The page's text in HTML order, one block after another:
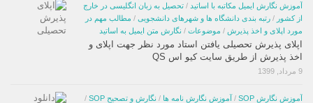
آموزش نگارش ایمیل مکاتبه با اساتید / تحصیل به زبان انگلیسی در خارج
از کشور / رتبه بندی دانشگاه ها و شهرهای دانشجویی / مطالب مهم در
مورد اپلای و اخذ پذیرش / موضوعات / نگارش متن ایمیل به اساتید
اپلای پذیرش تحصیلی یافتن استاد مورد نظر جهت اپلای و
اخذ پذیرش از طریق سایت کیو اس QS
9 مرداد, 1399
آموزش نگارش SOP / آموزش نگارش نامه ها / نگارش و تصحیح SOP /